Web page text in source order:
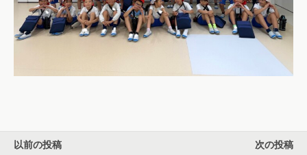
以前の投稿
次の投稿